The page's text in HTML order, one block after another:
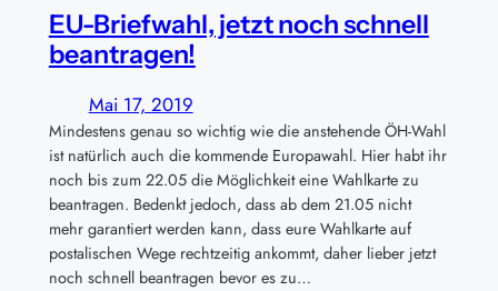
EU-Briefwahl, jetzt noch schnell
beantragen!
Mai 17, 2019
Mindestens genau so wichtig wie die anstehende ÖH-Wahl
ist natürlich auch die kommende Europawahl. Hier habt ihr
noch bis zum 22.05 die Möglichkeit eine Wahlkarte zu
beantragen. Bedenkt jedoch, dass ab dem 21.05 nicht
mehr garantiert werden kann, dass eure Wahlkarte auf
postalischen Wege rechtzeitig ankommt, daher lieber jetzt
noch schnell beantragen bevor es zu…